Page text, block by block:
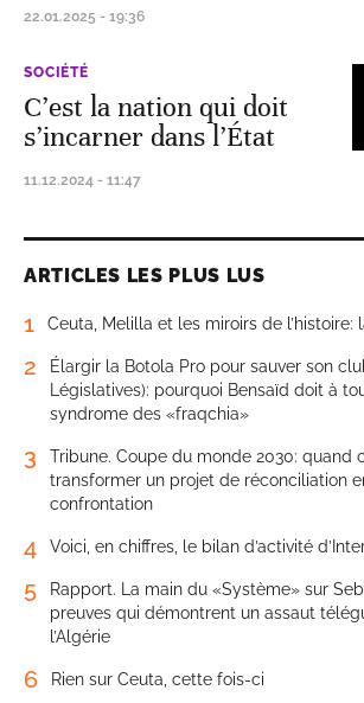
22.01.2025 - 19:36
SOCIÉTÉ
C’est la nation qui doit
s’incarner dans l’État
11.12.2024 - 11:47
ARTICLES LES PLUS LUS
1 Ceuta, Melilla et les miroirs de l’histoire:
2
Élargir la Botola Pro pour sauver son
Législatives): pourquoi Bensaïd doit à
syndrome des «fraqchia»
3
Tribune. Coupe du monde 2030: quand
transformer un projet de réconciliation
confrontation
4 Voici, en chiffres, le bilan d’activité
5
Rapport. La main du «Système» sur
preuves qui démontrent un assaut
l’Algérie
6 Rien sur Ceuta, cette fois-ci